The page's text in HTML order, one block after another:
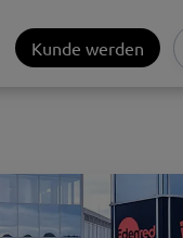
Kunde werden